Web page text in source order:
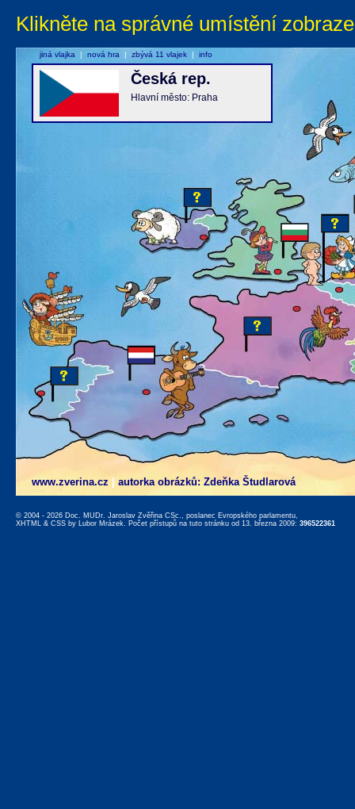
Klikněte na správné umístění
www.zverina.cz autorka obrázků: Zdeňka Študlarová
Česká rep.
Hlavní město: Praha
jiná vlajka | nová hra | zbývá 11 vlajek | info
© 2004 - 2026 Doc. MUDr. Jaroslav Zvěřina CSc., poslanec Evropského parlamentu,
XHTML & CSS by Lubor Mrázek. Počet přístupů na tuto stránku od 13. března 2009: 396522361